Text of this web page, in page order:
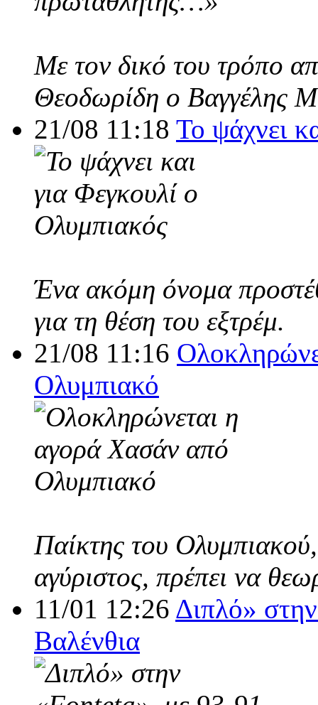
Με τον δικό του τρόπο
Θεοδωρίδη ο Βαγγέλης
21/08 11:18 Το ψάχνει
Ένα ακόμη όνομα
για τη θέση του εξτρέμ.
21/08 11:16
Ολυμπιακό
Παίκτης του
αγύριστος, πρέπει να
11/01 12:26 Διπλό»
Βαλένθια